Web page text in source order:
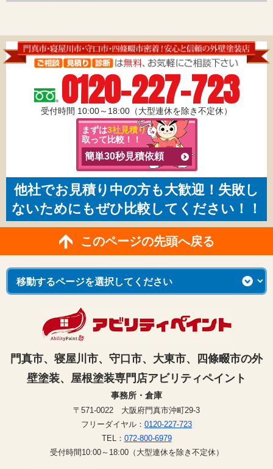
0120-227-723
受付時間 10:00～18:00（大型連休を除き不定休）
まずは3社見積りを
取って比較！！
簡単30秒見積依頼
他社でお見積り中の方も大歓迎！失敗し
ないためにもぜひ比較してください！！
このページの先頭へ戻る
門真市、寝屋川市、守口市、大東市、四條畷市の外
壁塗装、屋根塗装専門店アビリティペイント
事務所・倉庫
〒571-0022 大阪府門真市沖町29-3
フリーダイヤル： 0120-227-723
TEL： 072-800-6979
受付時間10:00～18:00（大型連休を除き不定休）